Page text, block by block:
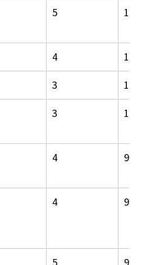
5
4
3
3
4 976.94
4 967.92